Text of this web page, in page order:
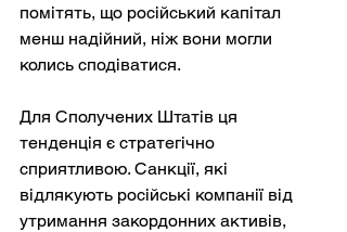
помітять, що російський капітал
менш надійний, ніж вони могли
колись сподіватися.
Для Сполучених Штатів ця
тенденція є стратегічно
сприятливою. Санкції, які
відлякують російські компанії від
утримання закордонних активів,